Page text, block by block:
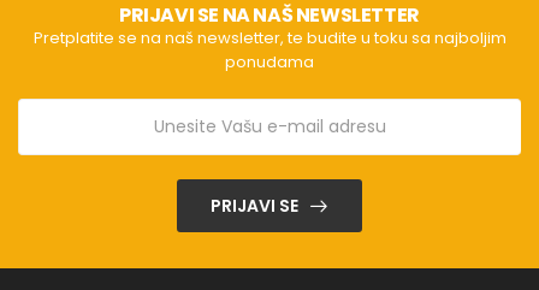
PRIJAVI SE NA NAŠ NEWSLETTER
Pretplatite se na naš newsletter, te budite u toku sa najboljim
ponudama
PRIJAVI SE